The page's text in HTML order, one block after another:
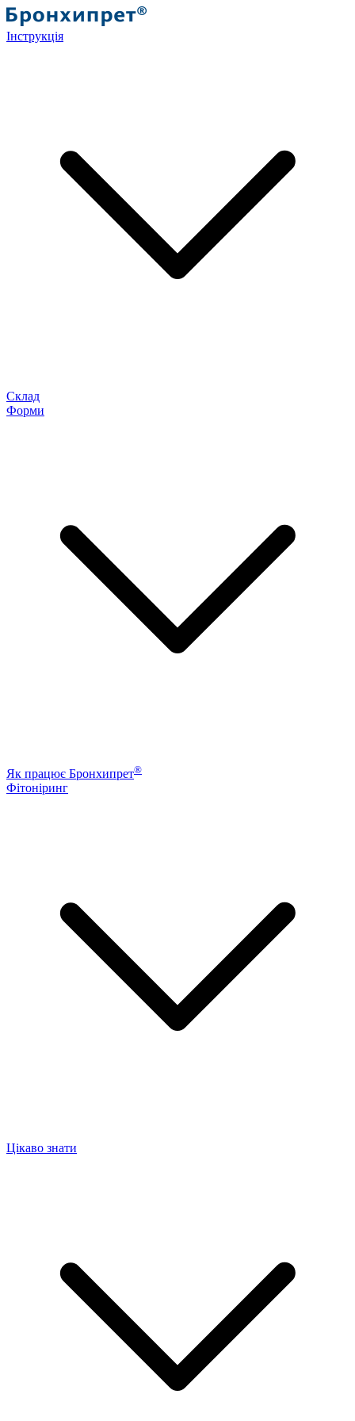
Інструкція
Склад
Форми
Як працює Бронхипрет®
Фітоніринг
Цікаво знати